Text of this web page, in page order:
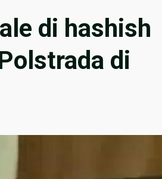
di hashish
di